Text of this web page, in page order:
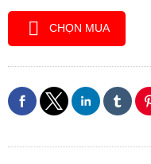
CHỌN MUA